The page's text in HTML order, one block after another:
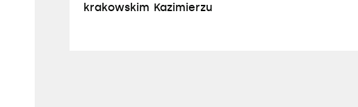
krakowskim Kazimierzu